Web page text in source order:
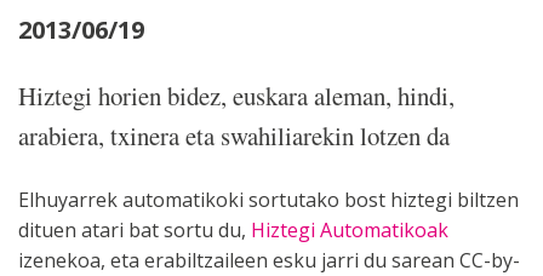
2013/06/19
Hiztegi horien bidez, euskara aleman, hindi,
arabiera, txinera eta swahiliarekin lotzen da
Elhuyarrek automatikoki sortutako bost hiztegi biltzen
dituen atari bat sortu du, Hiztegi Automatikoak
izenekoa, eta erabiltzaileen esku jarri du sarean CC-by-